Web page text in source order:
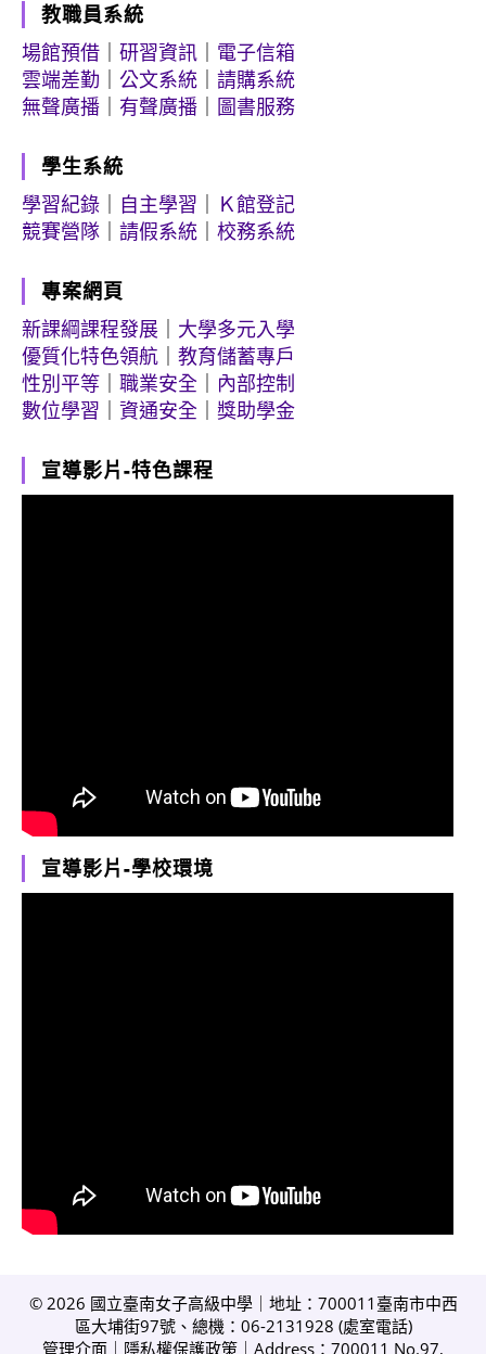
教職員系統
場館預借
研習資訊
電子信箱
雲端差勤
公文系統
請購系統
無聲廣播
有聲廣播 圖書服務
學生系統
學習紀錄
自主學習
Ｋ館登記
競賽營隊
請假系統 校務系統
專案網頁
新課綱課程發展
大學多元入學
優質化特色領航
教育儲蓄專戶
性別平等
職業安全
內部控制
數位學習
資通安全 獎助學金
宣導影片-特色課程
宣導影片-學校環境
© 2026 國立臺南女子高級中學｜地址：700011臺南市中西
區大埔街97號、總機：06-2131928 (處室電話)
管理介面
隱私權保護政策 ｜Address：700011 No.97,